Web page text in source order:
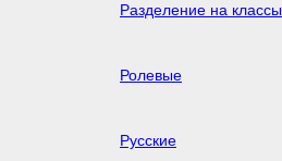
Разделение на классы
Ролевые
Русские